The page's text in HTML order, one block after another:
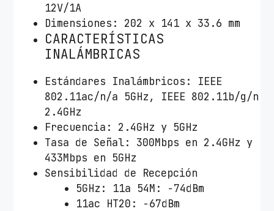
12V/1A
Dimensiones: 202 x 141 x 33.6 mm
CARACTERÍSTICAS
INALÁMBRICAS
Estándares Inalámbricos: IEEE
802.11ac/n/a 5GHz, IEEE 802.11b/g/n
2.4GHz
Frecuencia: 2.4GHz y 5GHz
Tasa de Señal: 300Mbps en 2.4GHz y
433Mbps en 5GHz
Sensibilidad de Recepción
5GHz: 11a 54M: -74dBm
11ac HT20: -67dBm